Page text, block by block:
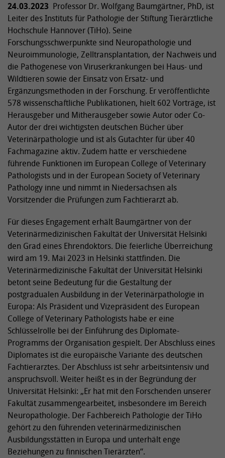
24.03.2023 Professor Dr. Wolfgang Baumgärtner, PhD, ist
Leiter des Instituts für Pathologie der Stiftung Tierärztliche
Hochschule Hannover (TiHo). Seine
Forschungsschwerpunkte sind Neuropathologie und
Neuroimmunologie, Zelltransplantation, der Nachweis und
die Pathogenese von Viruserkrankungen bei Haus- und
Wildtieren sowie der Einsatz von Ersatz- und
Ergänzungsmethoden in der Forschung. Er veröffentlichte
578 wissenschaftliche Publikationen, hielt 602 Vorträge, ist
Herausgeber und Mitherausgeber sowie Autor oder Co-
Autor der drei wichtigsten deutschen Bücher über
Veterinärpathologie und ist als Gutachter für über 40
Fachmagazine aktiv. Zudem hatte er verschiedene
führende Funktionen im European College of Veterinary
Pathologists und in der European Society of Veterinary
Pathology inne und nimmt in Niedersachsen als
Vorsitzender die Prüfungen zum Fachtierarzt ab.
Für dieses Engagement erhält Baumgärtner von der
Veterinärmedizinischen Fakultät der Universität Helsinki
den Grad eines Ehrendoktors. Die feierliche Überreichung
wird am 19. Mai 2023 in Helsinki stattfinden. Die
Veterinärmedizinische Fakultät der Universität Helsinki
betont seine Bedeutung für die Gestaltung der
postgradualen Ausbildung in der Veterinärpathologie in
Europa: Als Präsident und Vizepräsident des European
College of Veterinary Pathologists habe er eine
Schlüsselrolle bei der Einführung des Diplomate-
Programms der Organisation gespielt. Der Abschluss eines
Diplomates ist die europäische Variante des deutschen
Fachtierarztes. Der Abschluss ist sehr arbeitsintensiv und
anspruchsvoll. Weiter heißt es in der Begründung der
Universität Helsinki: „Er hat mit den Forschenden unserer
Fakultät zusammengearbeitet, insbesondere im Bereich
Neuropathologie. Der Fachbereich Pathologie der TiHo
gehört zu den führenden veterinärmedizinischen
Ausbildungsstätten in Europa und unterhält enge
Beziehungen zu finnischen Tierärzten“.